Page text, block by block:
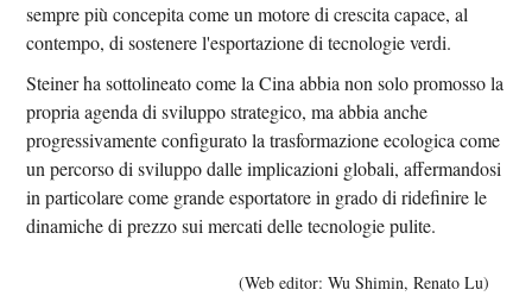
sempre più concepita come un motore di crescita capace, al
contempo, di sostenere l'esportazione di tecnologie verdi.
Steiner ha sottolineato come la Cina abbia non solo promosso la
propria agenda di sviluppo strategico, ma abbia anche
progressivamente configurato la trasformazione ecologica come
un percorso di sviluppo dalle implicazioni globali, affermandosi
in particolare come grande esportatore in grado di ridefinire le
dinamiche di prezzo sui mercati delle tecnologie pulite.
(Web editor: Wu Shimin, Renato Lu)